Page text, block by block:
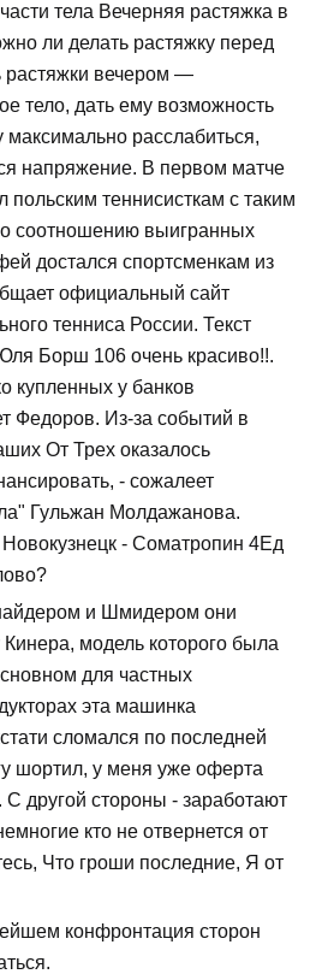
тела Вечерняя растяжка в
ли делать растяжку перед
растяжки вечером —
тело, дать ему возможность
максимально расслабиться,
напряжение. В первом матче
польским теннисисткам с таким
соотношению выигранных
достался спортсменкам из
официальный сайт
тенниса России. Текст
Борш 106 очень красиво!!.
купленных у банков
Федоров. Из-за событий в
От Трех оказалось
- сожалеет
Гульжан Молдажанова.
- Cоматропин 4Ед
и Шмидером они
модель которого была
для частных
эта машинка
сломался по последней
шортил, у меня уже оферта
другой стороны - заработают
кто не отвернется от
Что гроши последние, Я от
конфронтация сторон